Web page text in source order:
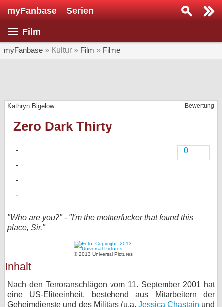
myFanbase Serien
Film
myFanbase » Kultur » Film » Filme
Bewertung
Kathryn Bigelow
Zero Dark Thirty
0
"Who are you?" - "I'm the motherfucker that found this
place, Sir."
© 2013 Universal Pictures
Inhalt
Nach den Terroranschlägen vom 11. September 2001 hat
eine US-Eliteeinheit, bestehend aus Mitarbeitern der
Geheimdienste und des Militärs (u.a.Jessica Chastain und
Serie suchen...
SERIEN
Veranstaltungen
Forum
bei Facebook
Kontakt